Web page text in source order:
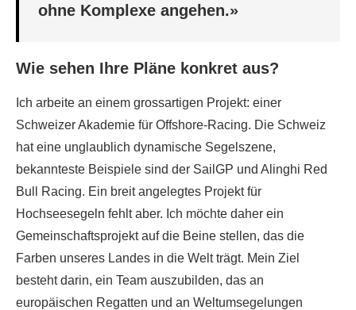
ohne Komplexe angehen.»
Wie sehen Ihre Pläne konkret aus?
Ich arbeite an einem grossartigen Projekt: einer
Schweizer Akademie für Offshore-Racing. Die Schweiz
hat eine unglaublich dynamische Segelszene,
bekannteste Beispiele sind der SailGP und Alinghi Red
Bull Racing. Ein breit angelegtes Projekt für
Hochseesegeln fehlt aber. Ich möchte daher ein
Gemeinschaftsprojekt auf die Beine stellen, das die
Farben unseres Landes in die Welt trägt. Mein Ziel
besteht darin, ein Team auszubilden, das an
europäischen Regatten und an Weltumsegelungen